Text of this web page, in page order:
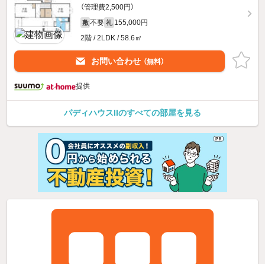
（管理費2,500円）
敷 不要 礼 155,000円
2階 / 2LDK / 58.6㎡
お問い合わせ （無料）
提供
パディハウスIIのすべての部屋を見る